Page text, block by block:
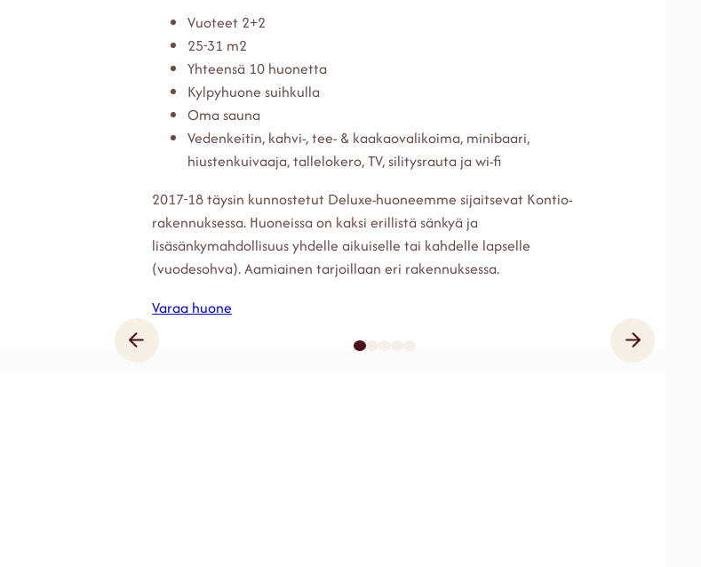
Vuoteet 2+2
25-31 m2
Yhteensä 10 huonetta
Kylpyhuone suihkulla
Oma sauna
Vedenkeitin, kahvi-, tee- & kaakaovalikoima, minibaari,
hiustenkuivaaja, tallelokero, TV, silitysrauta ja wi-fi
2017-18 täysin kunnostetut Deluxe-huoneemme sijaitsevat Kontio-
rakennuksessa. Huoneissa on kaksi erillistä sänkyä ja
lisäsänkymahdollisuus yhdelle aikuiselle tai kahdelle lapselle
(vuodesohva). Aamiainen tarjoillaan eri rakennuksessa.
Varaa huone